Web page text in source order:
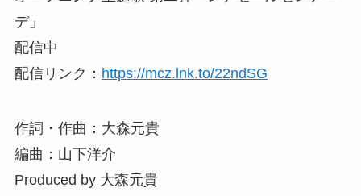
デ」
配信中
配信リンク： https://mcz.lnk.to/22ndSG
作詞・作曲：大森元貴
編曲：山下洋介
Produced by 大森元貴